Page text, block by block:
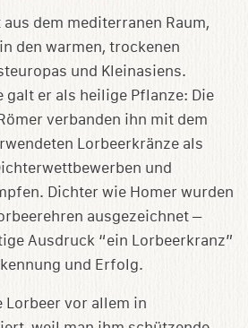
dem mediterranen Raum,
den warmen, trockenen
und Kleinasiens.
galt er als heilige Pflanze: Die
verbanden ihn mit dem
Lorbeerkränze als
und
Dichter wie Homer wurden
ausgezeichnet –
Ausdruck “ein Lorbeerkranz”
und Erfolg.
vor allem in